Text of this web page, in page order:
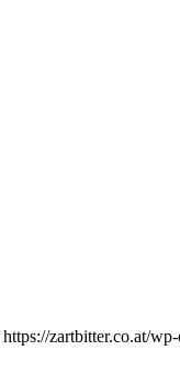
https://zartbitter.co.at/